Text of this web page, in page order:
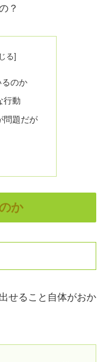
？
のか
行動
問題だが
か
せること自体がおか